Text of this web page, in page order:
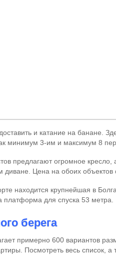
и катание на банане.
минимум 3-им и максимум 8
предлагают огромное
диване. Цена на обоих объектов
находится крупнейшая в
платформа для спуска 53 метра.
берега
примерно 600 вариантов
Посмотреть весь список, а